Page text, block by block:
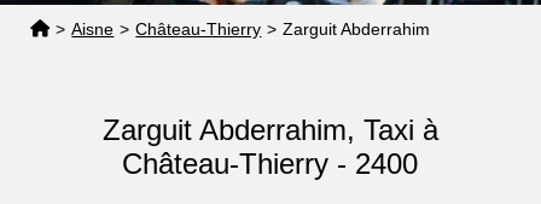
> Aisne > Château-Thierry > Zarguit Abderrahim
Zarguit Abderrahim, Taxi à
Château-Thierry - 2400